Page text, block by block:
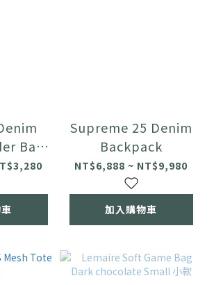
Bag
包
Supreme 25 Denim
Backpack
NT$6,888 ~ NT$9,980
加入購物車